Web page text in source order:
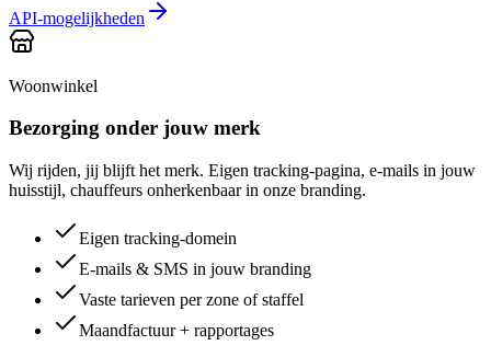
API-mogelijkheden
Woonwinkel
Bezorging onder jouw merk
Wij rijden, jij blijft het merk. Eigen tracking-pagina, e-mails in jouw
huisstijl, chauffeurs onherkenbaar in onze branding.
Eigen tracking-domein
E-mails & SMS in jouw branding
Vaste tarieven per zone of staffel
Maandfactuur + rapportages